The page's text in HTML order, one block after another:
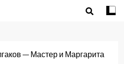
— Мастер и Маргарита